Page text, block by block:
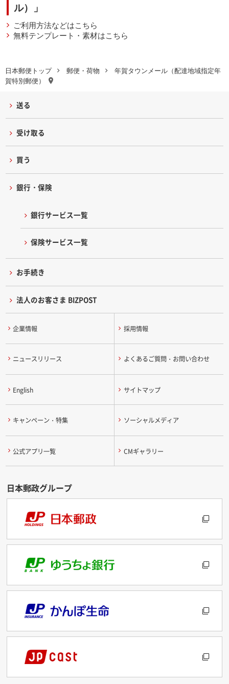
日本郵便トップ 郵便・荷物
年賀タウンメール（配達地域指定年
賀特別郵便）
ル）」
ご利用方法などはこちら
無料テンプレート・素材はこちら
送る
受け取る
買う
銀行・保険
銀行サービス一覧
保険サービス一覧
お手続き
法人のお客さま BIZPOST
企業情報 採用情報
ニュースリリース よくあるご質問・お問い合わせ
English サイトマップ
キャンペーン・特集 ソーシャルメディア
公式アプリ一覧 CMギャラリー